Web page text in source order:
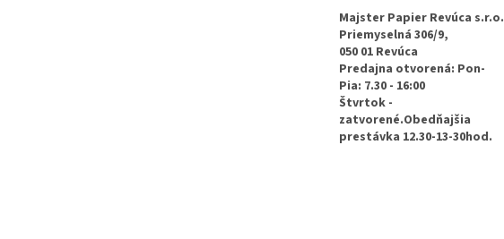
Majster Papier Revúca s.r.o.
Priemyselná 306/9,
050 01 Revúca
Predajna otvorená: Pon-
Pia: 7.30 - 16:00
Štvrtok -
zatvorené.Obedňajšia
prestávka 12.30-13-30hod.